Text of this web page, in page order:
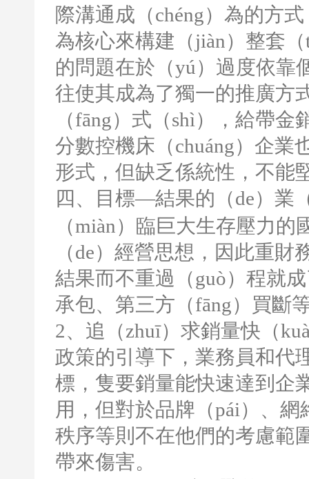
際溝通成（chéng）為的方
為核心來構建（jiàn）整套
的問題在於（yú）過度依靠
往使其成為了獨一的推廣方
（fāng）式（shì），給帶
分數控機床（chuáng）企業
形式，但缺乏係統性，不能
四、目標—結果的（de）業
（miàn）臨巨大生存壓力
（de）經營思想，因此重
結果而不重過（guò）程就
承包、第三方（fāng）買斷
2、追（zhuī）求銷量快（
政策的引導下，業務員和代
標，隻要銷量能快速達到企
用，但對於品牌（pái）、
秩序等則不在他們的考慮範
帶來傷害。